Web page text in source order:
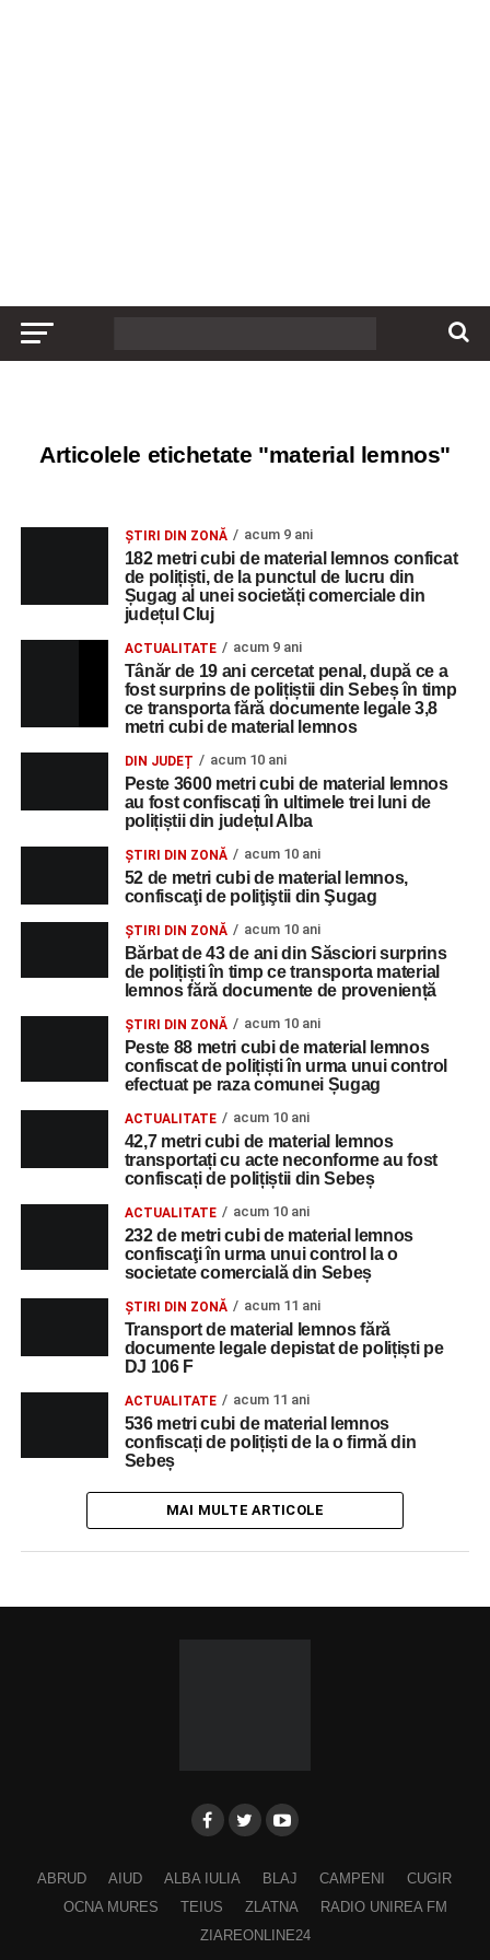
Articolele etichetate "material lemnos"
ȘTIRI DIN ZONĂ acum 9 ani
182 metri cubi de material lemnos conficat
de polițiști, de la punctul de lucru din
Șugag al unei societăți comerciale din
județul Cluj
ACTUALITATE acum 9 ani
Tânăr de 19 ani cercetat penal, după ce a
fost surprins de polițiștii din Sebeș în timp
ce transporta fără documente legale 3,8
metri cubi de material lemnos
DIN JUDEȚ acum 10 ani
Peste 3600 metri cubi de material lemnos
au fost confiscați în ultimele trei luni de
polițiștii din județul Alba
ȘTIRI DIN ZONĂ acum 10 ani
52 de metri cubi de material lemnos,
confiscaţi de poliţiştii din Şugag
ȘTIRI DIN ZONĂ acum 10 ani
Bărbat de 43 de ani din Săsciori surprins
de polițiști în timp ce transporta material
lemnos fără documente de proveniență
ȘTIRI DIN ZONĂ acum 10 ani
Peste 88 metri cubi de material lemnos
confiscat de polițiști în urma unui control
efectuat pe raza comunei Șugag
ACTUALITATE acum 10 ani
42,7 metri cubi de material lemnos
transportați cu acte neconforme au fost
confiscați de polițiștii din Sebeș
ACTUALITATE acum 10 ani
232 de metri cubi de material lemnos
confiscaţi în urma unui control la o
societate comercială din Sebeș
ȘTIRI DIN ZONĂ acum 11 ani
Transport de material lemnos fără
documente legale depistat de polițiști pe
DJ 106 F
ACTUALITATE acum 11 ani
536 metri cubi de material lemnos
confiscați de polițiști de la o firmă din
Sebeș
MAI MULTE ARTICOLE
ABRUD AIUD ALBA IULIA BLAJ CAMPENI
CUGIR
OCNA MURES
TEIUS ZLATNA
RADIO UNIREA FM
ZIAREONLINE24